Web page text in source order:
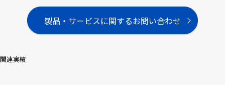
製品・サービスに関するお問い合わせ
関連実績